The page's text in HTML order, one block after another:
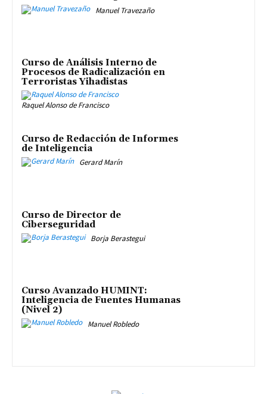
Manuel Travezaño
Curso de Análisis Interno de
Procesos de Radicalización en
Terroristas Yihadistas
Raquel Alonso de Francisco
Curso de Redacción de Informes
de Inteligencia
Gerard Marín
Curso de Director de
Ciberseguridad
Borja Berastegui
Curso Avanzado HUMINT:
Inteligencia de Fuentes Humanas
(Nivel 2)
Manuel Robledo